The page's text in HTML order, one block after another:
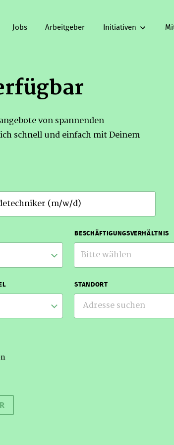
Jobs Arbeitgeber Initiativen
von spannenden
schnell und einfach mit Deinem
BESCHÄFTIGUNGSVERHÄLTNIS
Bitte wählen
STANDORT